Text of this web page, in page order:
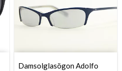
Damsolglasögon Adolfo